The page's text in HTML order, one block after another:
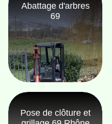
Abattage d'arbres
69
Pose de clôture et